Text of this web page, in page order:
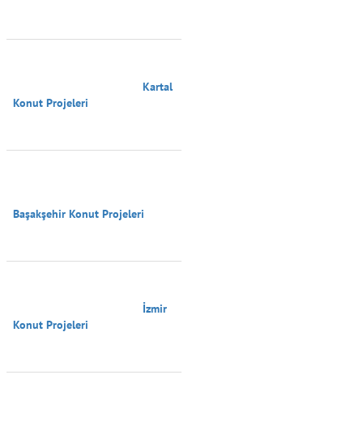
Konut Projeleri
Başakşehir Konut Projeleri
Konut Projeleri